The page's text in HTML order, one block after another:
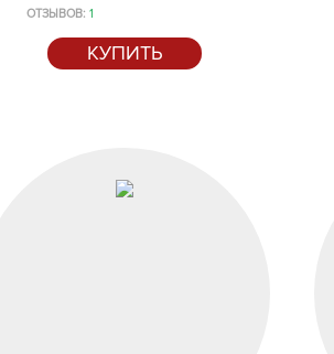
ОТЗЫВОВ: 1
КУПИТЬ